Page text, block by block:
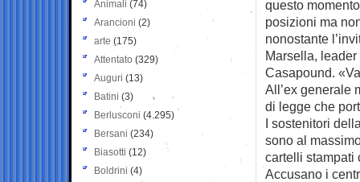
questo
posizioni ma
nonostante
Marsella,
Casapound.
All’ex generale
di legge che
I sostenitori
sono al
cartelli stampati
Accusano i
Animali (74)
Arancioni (2)
arte (175)
Attentato (329)
Auguri (13)
Batini (3)
Berlusconi (4.295)
Bersani (234)
Biasotti (12)
Boldrini (4)